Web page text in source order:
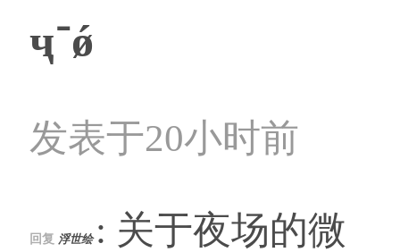
ҷ־ǿ
发表于20小时前
回复 浮世绘 : 关于夜场的微